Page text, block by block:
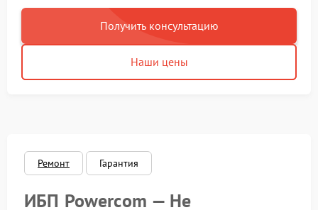
Получить консультацию
Наши цены
Ремонт Гарантия
ИБП Powercom — Не